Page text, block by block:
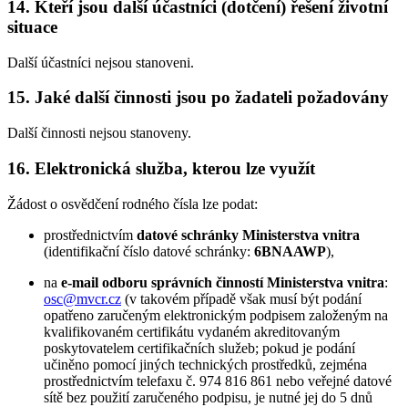
14. Kteří jsou další účastníci (dotčení) řešení životní
situace
Další účastníci nejsou stanoveni.
15. Jaké další činnosti jsou po žadateli požadovány
Další činnosti nejsou stanoveny.
16. Elektronická služba, kterou lze využít
Žádost o osvědčení rodného čísla lze podat:
prostřednictvím datové schránky Ministerstva vnitra
(identifikační číslo datové schránky: 6BNAAWP),
na e-mail odboru správních činností Ministerstva vnitra:
osc@mvcr.cz (v takovém případě však musí být podání
opatřeno zaručeným elektronickým podpisem založeným na
kvalifikovaném certifikátu vydaném akreditovaným
poskytovatelem certifikačních služeb; pokud je podání
učiněno pomocí jiných technických prostředků, zejména
prostřednictvím telefaxu č. 974 816 861 nebo veřejné datové
sítě bez použití zaručeného podpisu, je nutné jej do 5 dnů